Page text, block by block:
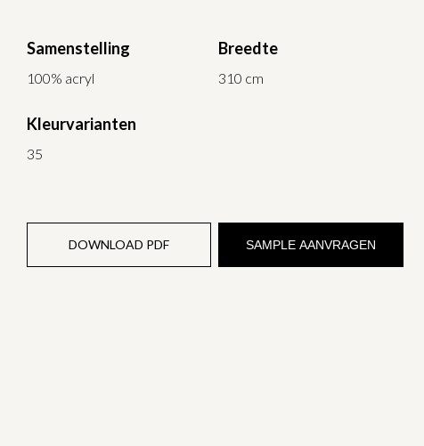
Samenstelling
100% acryl
Breedte
310 cm
Kleurvarianten
35
DOWNLOAD PDF SAMPLE AANVRAGEN